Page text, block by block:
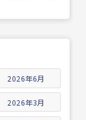
2026年6月
2026年3月